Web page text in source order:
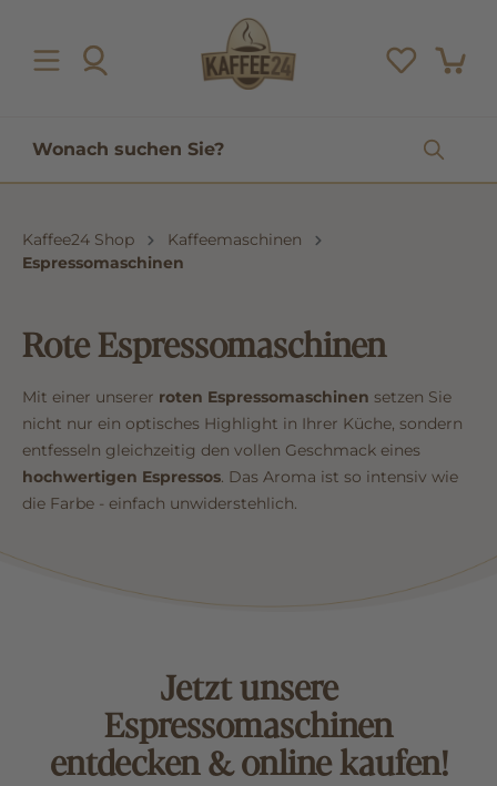
Kaffee24 Shop
Kaffeemaschinen
Espressomaschinen
Rote Espressomaschinen
Mit einer unserer roten Espressomaschinen setzen Sie
nicht nur ein optisches Highlight in Ihrer Küche, sondern
entfesseln gleichzeitig den vollen Geschmack eines
hochwertigen Espressos. Das Aroma ist so intensiv wie
die Farbe - einfach unwiderstehlich.
Jetzt unsere
Espressomaschinen
entdecken & online kaufen!